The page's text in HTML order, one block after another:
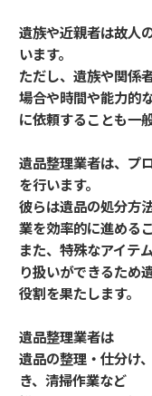
遺族や近親者は故人
います。
ただし、遺族や関係
場合や時間や能力的
に依頼することも一
遺品整理業者は、プ
を行います。
彼らは遺品の処分方
業を効率的に進める
また、特殊なアイテ
り扱いができるため
役割を果たします。
遺品整理業者は
遺品の整理・仕分け
き、清掃作業など